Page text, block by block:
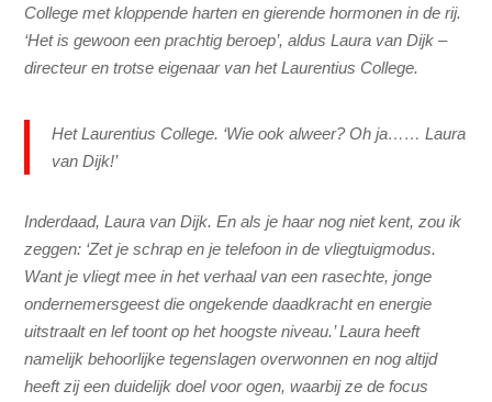
College met kloppende harten en gierende hormonen in de rij.
‘Het is gewoon een prachtig beroep’, aldus Laura van Dijk –
directeur en trotse eigenaar van het Laurentius College.
Het Laurentius College. ‘Wie ook alweer? Oh ja…… Laura
van Dijk!’
Inderdaad, Laura van Dijk. En als je haar nog niet kent, zou ik
zeggen: ‘Zet je schrap en je telefoon in de vliegtuigmodus.
Want je vliegt mee in het verhaal van een rasechte, jonge
ondernemersgeest die ongekende daadkracht en energie
uitstraalt en lef toont op het hoogste niveau.’ Laura heeft
namelijk behoorlijke tegenslagen overwonnen en nog altijd
heeft zij een duidelijk doel voor ogen, waarbij ze de focus